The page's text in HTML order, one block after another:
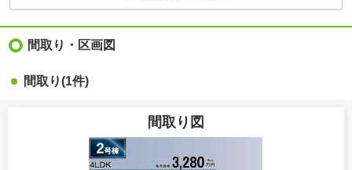
間取り・区画図
間取り(1件)
間取り図